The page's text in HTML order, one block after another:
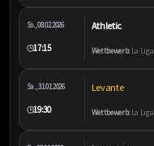
So., 08.02.2026
🕒17:15
Athletic
Wettbewerb:La Liga
Sa., 31.01.2026
🕒19:30
Levante
Wettbewerb:La Liga